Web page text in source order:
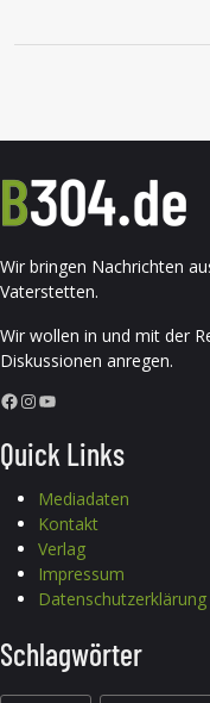
Wir bringen Nachrichten
Vaterstetten.
Wir wollen in und mit der
Diskussionen anregen.
Facebook InstagramYouTube
Quick Links
Mediadaten
Kontakt
Verlag
Impressum
Datenschutzerklärung
Schlagwörter